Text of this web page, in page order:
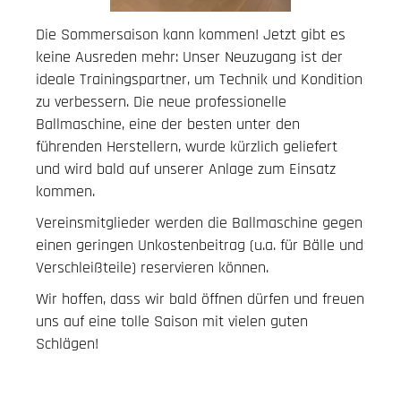
Die Sommersaison kann kommen! Jetzt gibt es
keine Ausreden mehr: Unser Neuzugang ist der
ideale Trainingspartner, um Technik und Kondition
zu verbessern. Die neue professionelle
Ballmaschine, eine der besten unter den
führenden Herstellern, wurde kürzlich geliefert
und wird bald auf unserer Anlage zum Einsatz
kommen.
Vereinsmitglieder werden die Ballmaschine gegen
einen geringen Unkostenbeitrag (u.a. für Bälle und
Verschleißteile) reservieren können.
Wir hoffen, dass wir bald öffnen dürfen und freuen
uns auf eine tolle Saison mit vielen guten
Schlägen!